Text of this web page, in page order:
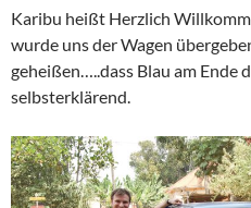
Karibu heißt Herzlich
wurde uns der Wagen
geheißen…..dass Blau am Ende
selbsterklärend.